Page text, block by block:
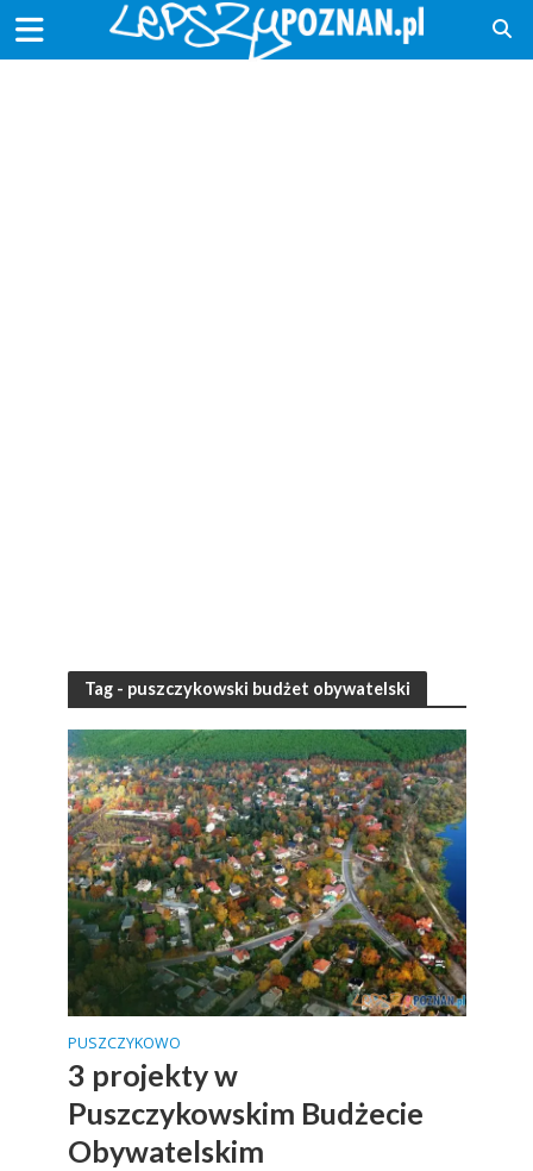
Tag - puszczykowski budżet obywatelski
PUSZCZYKOWO
3 projekty w
Puszczykowskim Budżecie
Obywatelskim